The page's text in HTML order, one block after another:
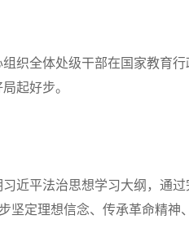
全体处级干部在国家教育行
起好步。
平法治思想学习大纲，通过
坚定理想信念、传承革命精